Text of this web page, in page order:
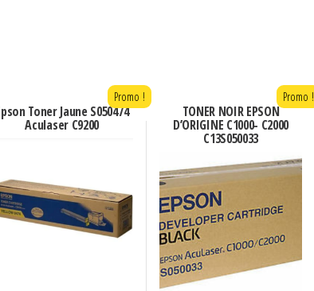
Toner Jaune S050474
Aculaser C9200
Promo !
TONER NOIR EPSON
D’ORIGINE C1000- C2000
C13S050033
Promo !